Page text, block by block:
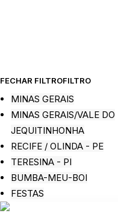
FECHAR FILTROFILTRO
MINAS GERAIS
MINAS GERAIS/VALE DO
JEQUITINHONHA
RECIFE / OLINDA - PE
TERESINA - PI
BUMBA-MEU-BOI
FESTAS